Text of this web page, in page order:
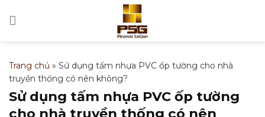
qua
Trang chủ » Sử dụng tấm nhựa PVC ốp tường cho nhà
truyền thống có nên không?
Sử dụng tấm nhựa PVC ốp tường
cho nhà truyền thống có nên